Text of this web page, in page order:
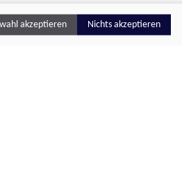
akzeptieren Nichts akzeptieren